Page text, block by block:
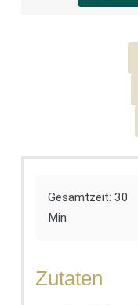
Gesamtzeit: 30
Min
Zutaten